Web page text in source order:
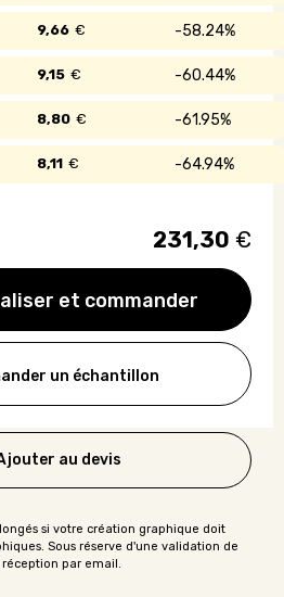
et commander
58.24%
9,66 €
60.44%
9,15 €
61.95%
8,80 €
64.94%
8,11 €
231,30 €
un échantillon
au devis